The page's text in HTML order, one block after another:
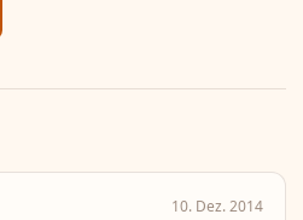
10. Dez. 2014